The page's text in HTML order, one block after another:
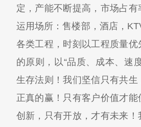
定，产能不断提高，市场占
运用场所：售楼部，酒店，
各类工程，时刻以工程质量
的原则，以“品质、成本、速
生存法则！我们坚信只有共
正真的赢！只有客户价值才
创新，只有开放，才有未来！